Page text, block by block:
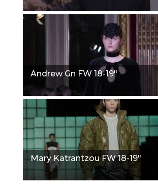
Andrew Gn FW 18-19"
Mary Katrantzou FW 18-19"